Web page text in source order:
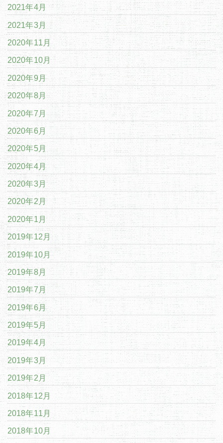
2021年4月
2021年3月
2020年11月
2020年10月
2020年9月
2020年8月
2020年7月
2020年6月
2020年5月
2020年4月
2020年3月
2020年2月
2020年1月
2019年12月
2019年10月
2019年8月
2019年7月
2019年6月
2019年5月
2019年4月
2019年3月
2019年2月
2018年12月
2018年11月
2018年10月